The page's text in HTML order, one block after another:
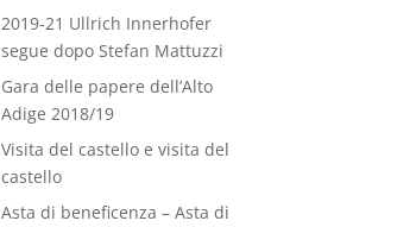
2019-21 Ullrich Innerhofer
segue dopo Stefan Mattuzzi
Gara delle papere dell’Alto
Adige 2018/19
Visita del castello e visita del
castello
Asta di beneficenza – Asta di